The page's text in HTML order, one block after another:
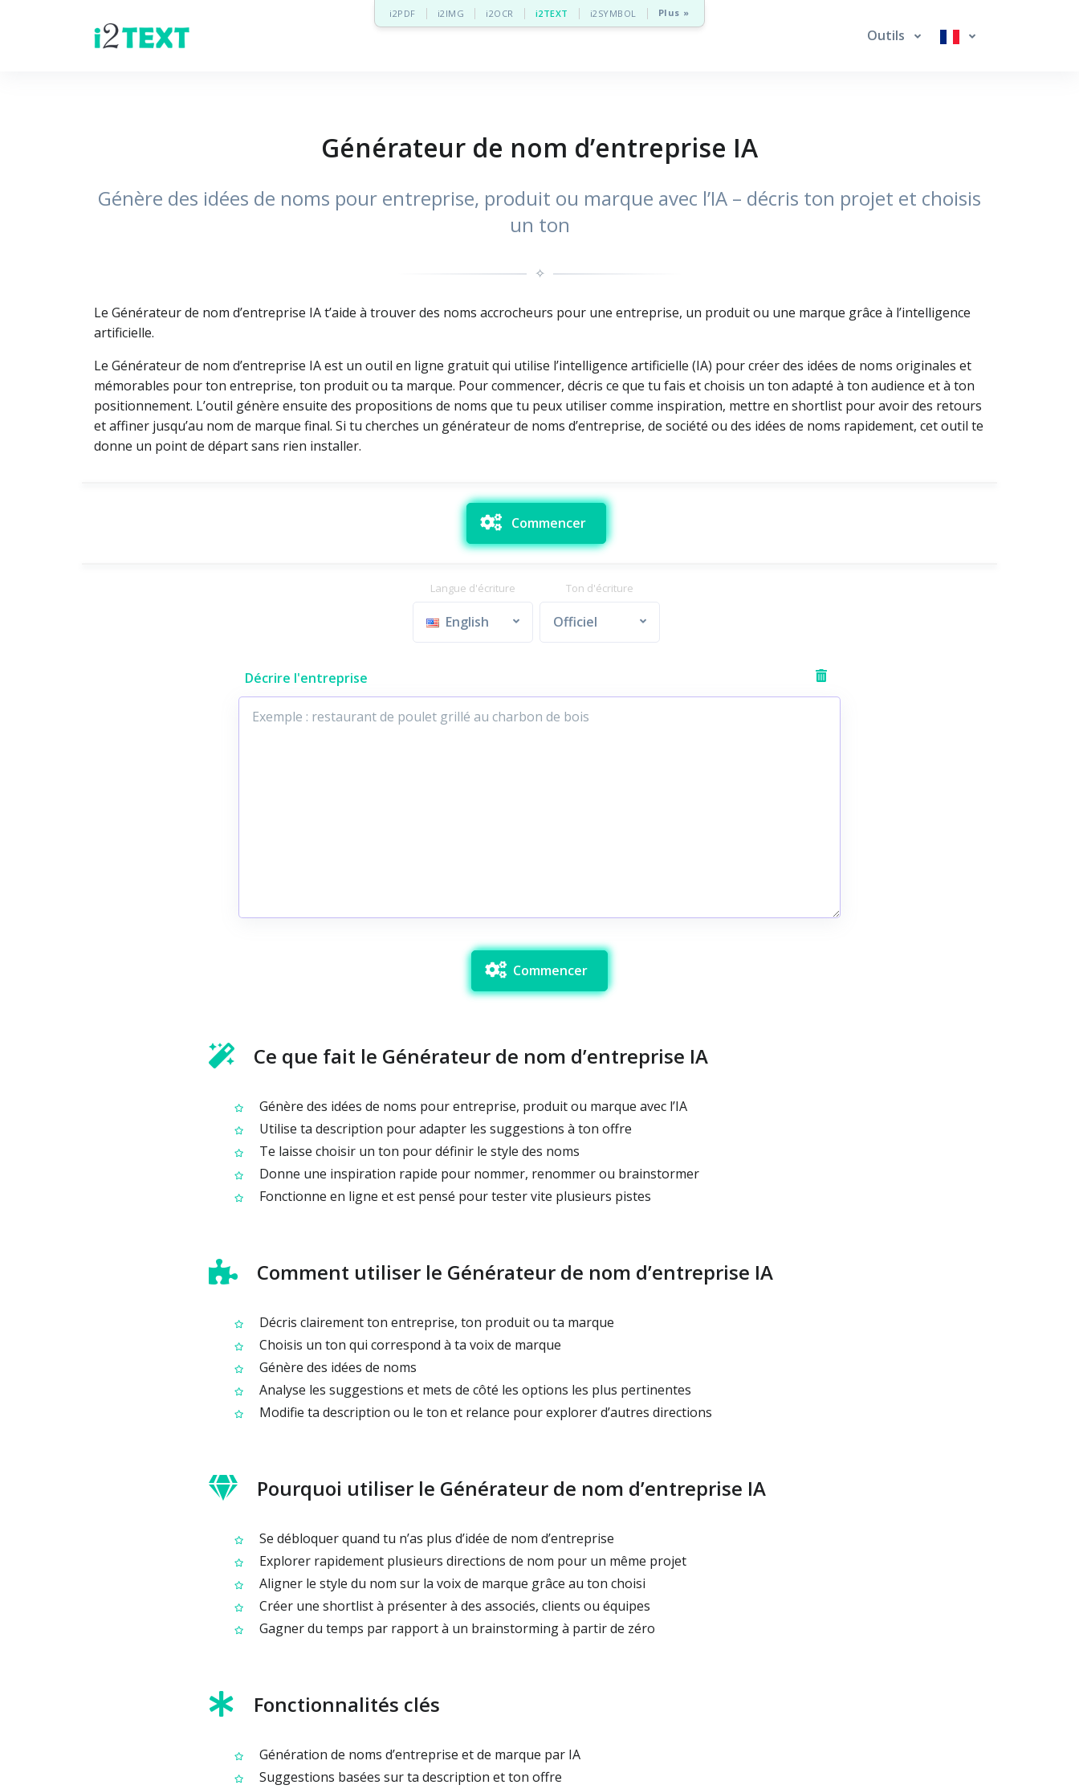
i2PDF i2IMG i2OCR i2TEXT i2SYMBOL Plus »
Outils
Générateur de nom d’entreprise IA
Génère des idées de noms pour entreprise, produit ou marque avec l’IA – décris ton projet et choisis
un ton
✧
Le Générateur de nom d’entreprise IA t’aide à trouver des noms accrocheurs pour une entreprise, un produit ou une marque grâce à l’intelligence
artificielle.
Le Générateur de nom d’entreprise IA est un outil en ligne gratuit qui utilise l’intelligence artificielle (IA) pour créer des idées de noms originales et
mémorables pour ton entreprise, ton produit ou ta marque. Pour commencer, décris ce que tu fais et choisis un ton adapté à ton audience et à ton
positionnement. L’outil génère ensuite des propositions de noms que tu peux utiliser comme inspiration, mettre en shortlist pour avoir des retours
et affiner jusqu’au nom de marque final. Si tu cherches un générateur de noms d’entreprise, de société ou des idées de noms rapidement, cet outil te
donne un point de départ sans rien installer.
Commencer
Langue d'écriture
English
Ton d'écriture
Officiel
Décrire l'entreprise
Commencer
Ce que fait le Générateur de nom d’entreprise IA
Génère des idées de noms pour entreprise, produit ou marque avec l’IA
Utilise ta description pour adapter les suggestions à ton offre
Te laisse choisir un ton pour définir le style des noms
Donne une inspiration rapide pour nommer, renommer ou brainstormer
Fonctionne en ligne et est pensé pour tester vite plusieurs pistes
Comment utiliser le Générateur de nom d’entreprise IA
Décris clairement ton entreprise, ton produit ou ta marque
Choisis un ton qui correspond à ta voix de marque
Génère des idées de noms
Analyse les suggestions et mets de côté les options les plus pertinentes
Modifie ta description ou le ton et relance pour explorer d’autres directions
Pourquoi utiliser le Générateur de nom d’entreprise IA
Se débloquer quand tu n’as plus d’idée de nom d’entreprise
Explorer rapidement plusieurs directions de nom pour un même projet
Aligner le style du nom sur la voix de marque grâce au ton choisi
Créer une shortlist à présenter à des associés, clients ou équipes
Gagner du temps par rapport à un brainstorming à partir de zéro
Fonctionnalités clés
Génération de noms d’entreprise et de marque par IA
Suggestions basées sur ta description et ton offre